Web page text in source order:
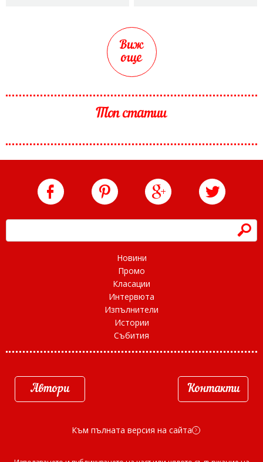
Виж
още
Топ статии
h
Новини
Промо
Класации
Интервюта
Изпълнители
Истории
Събития
Автори Контакти
Към пълната версия на сайта d